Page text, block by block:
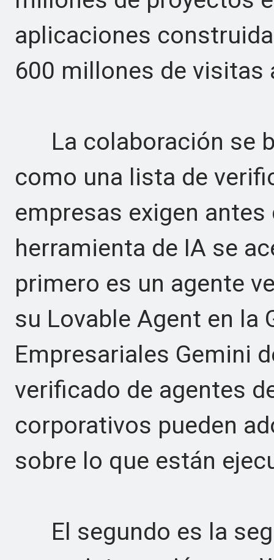
aplicaciones
600 millones de visitas
La colaboración se
como una lista de
empresas exigen
herramienta de IA se
primero es un agente
su Lovable Agent en la
Empresariales Gemini
verificado de agentes
corporativos pueden
sobre lo que están
El segundo es la